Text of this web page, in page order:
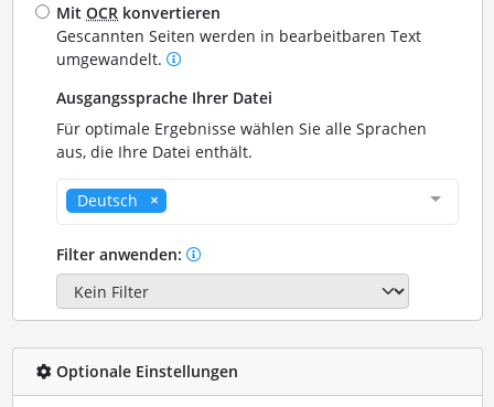
MitOCR konvertieren
Gescannten Seiten werden in bearbeitbaren Text
umgewandelt.
Ausgangssprache Ihrer Datei
Für optimale Ergebnisse wählen Sie alle Sprachen
aus, die Ihre Datei enthält.
Deutsch
Filter anwenden:
Optionale Einstellungen